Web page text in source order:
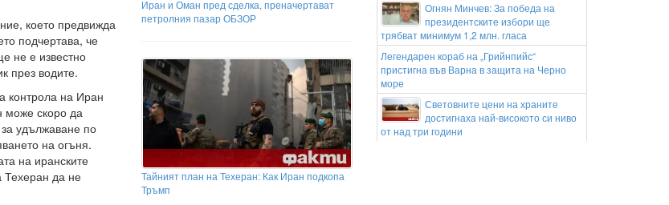
което предвижда
подчертава, че
не е известно
през водите.
контрола на Иран
може скоро да
удължаване по
на огъня.
на иранските
Техеран да не
Иран и Оман пред сделка, преначертават
петролния пазар ОБЗОР
Тайният план на Техеран: Как Иран подкопа
Тръмп
Огнян Минчев: За победа на
президентските избори ще
трябват минимум 1,2 млн. гласа
Легендарен кораб на „Грийнпийс“
пристигна във Варна в защита на Черно
море
Световните цени на храните
достигнаха най-високото си ниво
от над три години